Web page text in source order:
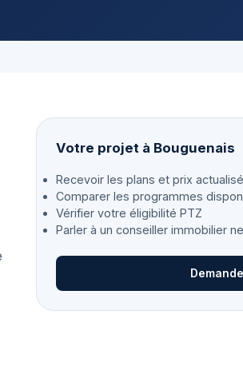
Votre projet à Bouguenais
Recevoir les plans et prix
Comparer les programmes
Vérifier votre éligibilité PTZ
Parler à un conseiller immobilier